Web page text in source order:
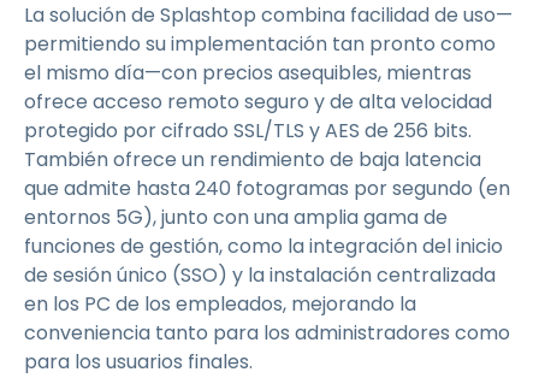
La solución de Splashtop combina facilidad de uso—
permitiendo su implementación tan pronto como
el mismo día—con precios asequibles, mientras
ofrece acceso remoto seguro y de alta velocidad
protegido por cifrado SSL/TLS y AES de 256 bits.
También ofrece un rendimiento de baja latencia
que admite hasta 240 fotogramas por segundo (en
entornos 5G), junto con una amplia gama de
funciones de gestión, como la integración del inicio
de sesión único (SSO) y la instalación centralizada
en los PC de los empleados, mejorando la
conveniencia tanto para los administradores como
para los usuarios finales.